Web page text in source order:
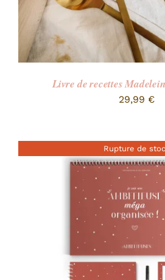
Livre de recettes
29,99 €
Rupture de